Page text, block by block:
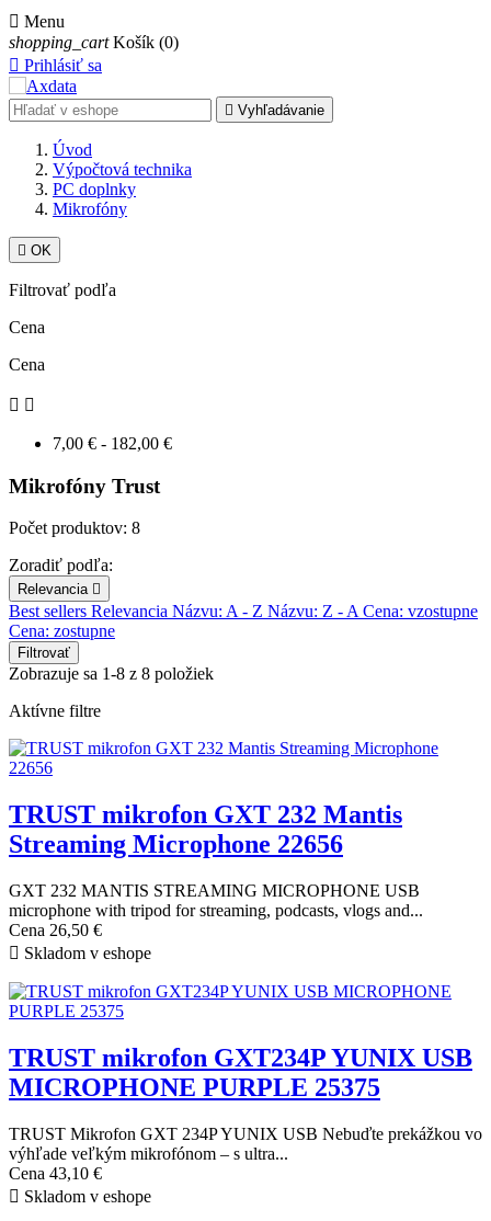
 Menu
shopping_cart Košík (0)
 Prihlásiť sa
 Vyhľadávanie
Úvod
Výpočtová technika
PC doplnky
Mikrofóny
 OK
Filtrovať podľa
Cena
Cena
 
7,00 € - 182,00 €
Mikrofóny Trust
Počet produktov: 8
Zoradiť podľa:
Relevancia 
Best sellers Relevancia Názvu: A - Z Názvu: Z - ACena: vzostupne
Cena: zostupne
Filtrovať
Zobrazuje sa 1-8 z 8 položiek
Aktívne filtre
TRUST mikrofon GXT 232 Mantis
Streaming Microphone 22656
GXT 232 MANTIS STREAMING MICROPHONE USB
microphone with tripod for streaming, podcasts, vlogs and...
Cena 26,50 €
 Skladom v eshope
TRUST mikrofon GXT234P YUNIX USB
MICROPHONE PURPLE 25375
TRUST Mikrofon GXT 234P YUNIX USB Nebuďte prekážkou vo
výhľade veľkým mikrofónom – s ultra...
Cena 43,10 €
 Skladom v eshope